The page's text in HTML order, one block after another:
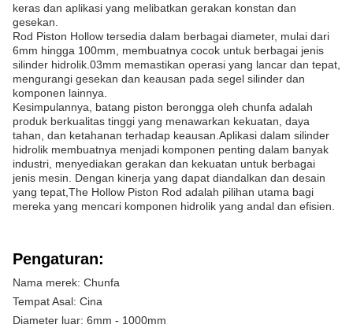
keras dan aplikasi yang melibatkan gerakan konstan dan
gesekan.
Rod Piston Hollow tersedia dalam berbagai diameter, mulai dari
6mm hingga 100mm, membuatnya cocok untuk berbagai jenis
silinder hidrolik.03mm memastikan operasi yang lancar dan tepat,
mengurangi gesekan dan keausan pada segel silinder dan
komponen lainnya.
Kesimpulannya, batang piston berongga oleh chunfa adalah
produk berkualitas tinggi yang menawarkan kekuatan, daya
tahan, dan ketahanan terhadap keausan.Aplikasi dalam silinder
hidrolik membuatnya menjadi komponen penting dalam banyak
industri, menyediakan gerakan dan kekuatan untuk berbagai
jenis mesin. Dengan kinerja yang dapat diandalkan dan desain
yang tepat,The Hollow Piston Rod adalah pilihan utama bagi
mereka yang mencari komponen hidrolik yang andal dan efisien.
Pengaturan:
Nama merek: Chunfa
Tempat Asal: Cina
Diameter luar: 6mm - 1000mm